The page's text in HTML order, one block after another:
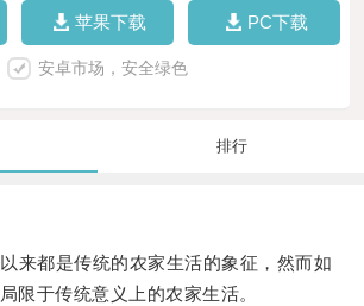
苹果下载 PC下载
安卓市场，安全绿色
排行
都是传统的农家生活的象征，然而如
限于传统意义上的农家生活。